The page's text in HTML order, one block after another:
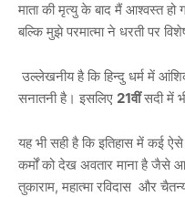
माता की मृत्यु के बाद मैं आश्वस्त
बल्कि मुझे परमात्मा ने धरती पर
उल्लेखनीय है कि हिन्दु धर्म में
सनातनी है। इसलिए 21वींसदी में
यह भी सही है कि इतिहास में कई
कर्मों को देख अवतार माना है जैसे
तुकाराम, महात्मा रविदास और